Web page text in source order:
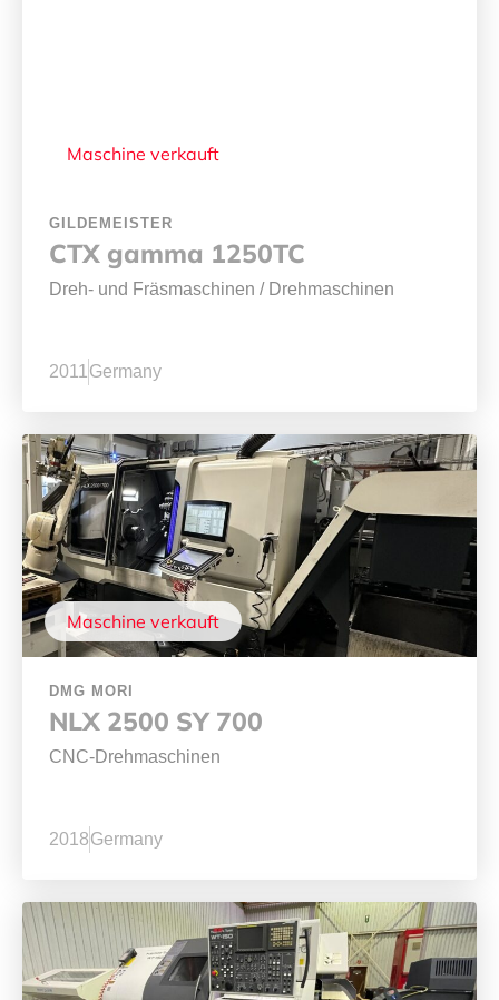
Maschine verkauft
GILDEMEISTER
CTX gamma 1250TC
Dreh- und Fräsmaschinen / Drehmaschinen
2011 Germany
Maschine verkauft
DMG MORI
NLX 2500 SY 700
CNC-Drehmaschinen
2018Germany